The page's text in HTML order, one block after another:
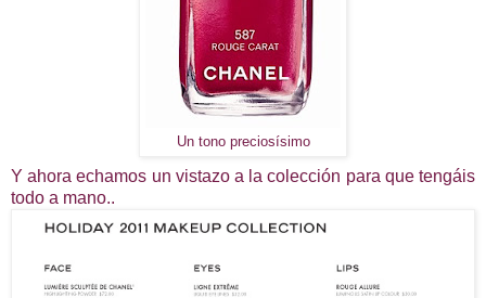
Un tono preciosísimo
Y ahora echamos un vistazo a la colección para que tengáis
todo a mano..